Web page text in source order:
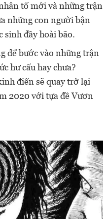
tố mới và những trận
những con người bận
sinh đầy hoài bão.
để bước vào những trận
hư cấu hay chưa?
điển sẽ quay trở lại
2020 với tựa đề Vươn